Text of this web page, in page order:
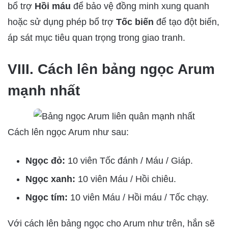
bổ trợ Hồi máu để bảo vệ đồng minh xung quanh
hoặc sử dụng phép bổ trợ Tốc biến để tạo đột biến,
áp sát mục tiêu quan trọng trong giao tranh.
VIII. Cách lên bảng ngọc Arum
mạnh nhất
Cách lên ngọc Arum như sau:
Ngọc đỏ: 10 viên Tốc đánh / Máu / Giáp.
Ngọc xanh: 10 viên Máu / Hồi chiêu.
Ngọc tím: 10 viên Máu / Hồi máu / Tốc chạy.
Với cách lên bảng ngọc cho Arum như trên, hắn sẽ